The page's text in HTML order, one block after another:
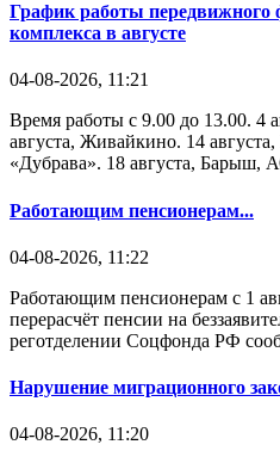
График работы передвижного
комплекса в августе
04-08-2026, 11:21
Время работы с 9.00 до 13.00. 4
августа, Живайкино. 14
«Дубрава». 18 августа, Барыш,
Работающим пенсионерам...
04-08-2026, 11:22
Работающим пенсионерам с 1
перерасчёт пенсии на
реготделении Соцфонда РФ
Нарушение миграционного
04-08-2026, 11:20